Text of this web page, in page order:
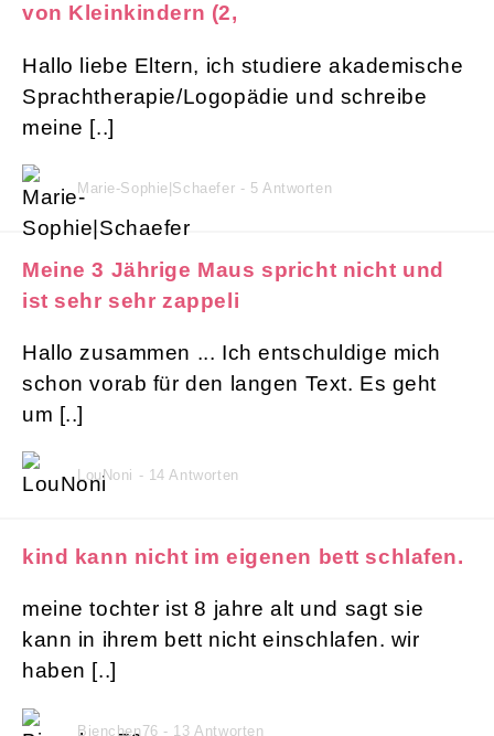
von Kleinkindern (2,
Hallo liebe Eltern, ich studiere akademische
Sprachtherapie/Logopädie und schreibe
meine [..]
Marie-Sophie|Schaefer - 5 Antworten
Meine 3 Jährige Maus spricht nicht und
ist sehr sehr zappeli
Hallo zusammen ... Ich entschuldige mich
schon vorab für den langen Text. Es geht
um [..]
LouNoni - 14 Antworten
kind kann nicht im eigenen bett schlafen.
meine tochter ist 8 jahre alt und sagt sie
kann in ihrem bett nicht einschlafen. wir
haben [..]
Bienchen76 - 13 Antworten